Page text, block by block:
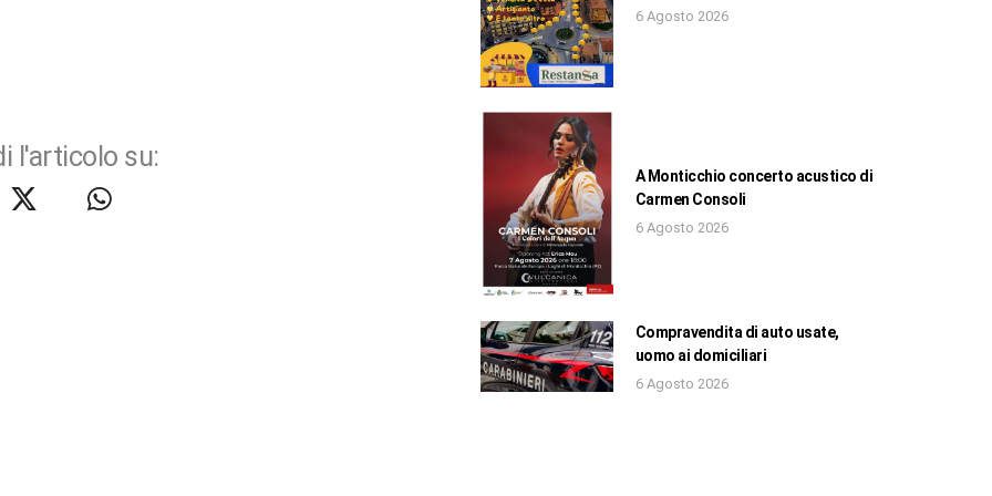
l'articolo su:
6 Agosto 2026
A Monticchio concerto acustico di
Carmen Consoli
6 Agosto 2026
Compravendita di auto usate,
uomo ai domiciliari
6 Agosto 2026